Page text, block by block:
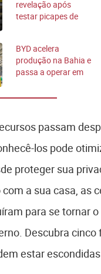
revelação após
testar picapes de
BYD acelera
produção na Bahia e
passa a operar em
passam
los pode
proteger sua
a sua casa, as
para se tornar
Descubra cinco
estar